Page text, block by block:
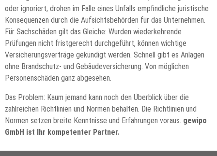
oder ignoriert, drohen im Falle eines Unfalls empfindliche juristische
Konsequenzen durch die Aufsichtsbehörden für das Unternehmen.
Für Sachschäden gilt das Gleiche: Wurden wiederkehrende
Prüfungen nicht fristgerecht durchgeführt, können wichtige
Versicherungsverträge gekündigt werden. Schnell gibt es Anlagen
ohne Brandschutz- und Gebäudeversicherung. Von möglichen
Personenschäden ganz abgesehen.
Das Problem: Kaum jemand kann noch den Überblick über die
zahlreichen Richtlinien und Normen behalten. Die Richtlinien und
Normen setzen breite Kenntnisse und Erfahrungen voraus. gewipo
GmbH ist Ihr kompetenter Partner.